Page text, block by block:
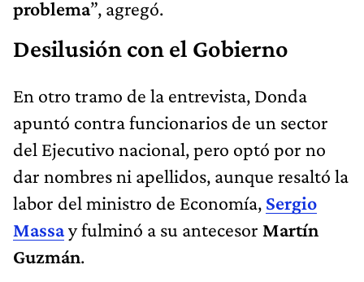
problema”, agregó.
Desilusión con el Gobierno
En otro tramo de la entrevista, Donda
apuntó contra funcionarios de un sector
del Ejecutivo nacional, pero optó por no
dar nombres ni apellidos, aunque resaltó la
labor del ministro de Economía, Sergio
Massay fulminó a su antecesor Martín
Guzmán.